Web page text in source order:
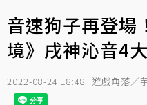
音速狗子再登場
境》戌神沁音4
2022-08-24 18:48 遊戲角落／